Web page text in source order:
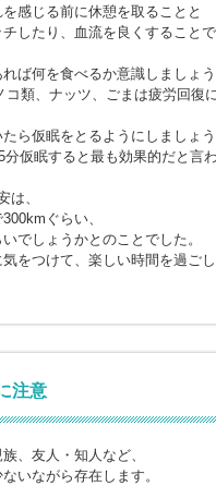
感じる前に休憩を取ることと
したり、血流を良くすること
ば何を食べるか意識しましょ
類、ナッツ、ごまは疲労回復
ら仮眠をとるようにしましょ
仮眠すると最も効果的だと言
は、
ぐらい、
でしょうかとのことでした。
をつけて、楽しい時間を過ご
注意
、友人・知人など、
いながら存在します。